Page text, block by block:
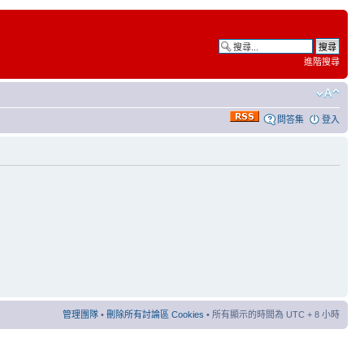
進階搜尋
問答集 登入
管理團隊 • 刪除所有討論區 Cookies • 所有顯示的時間為 UTC + 8 小時